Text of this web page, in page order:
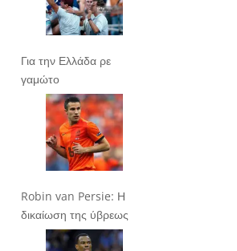
Για την Ελλάδα ρε
γαμώτο
Robin van Persie: Η
δικαίωση της ύβρεως